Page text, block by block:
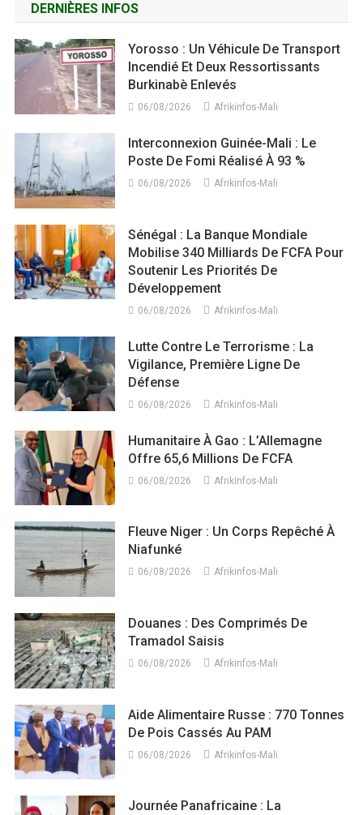
DERNIÈRES INFOS
Yorosso : Un Véhicule De Transport
Incendié Et Deux Ressortissants
Burkinabè Enlevés
06/08/2026 Afrikinfos-Mali
Interconnexion Guinée-Mali : Le
Poste De Fomi Réalisé À 93 %
06/08/2026 Afrikinfos-Mali
Sénégal : La Banque Mondiale
Mobilise 340 Milliards De FCFA Pour
Soutenir Les Priorités De
Développement
06/08/2026 Afrikinfos-Mali
Lutte Contre Le Terrorisme : La
Vigilance, Première Ligne De
Défense
06/08/2026 Afrikinfos-Mali
Humanitaire À Gao : L’Allemagne
Offre 65,6 Millions De FCFA
06/08/2026 Afrikinfos-Mali
Fleuve Niger : Un Corps Repêché À
Niafunké
06/08/2026 Afrikinfos-Mali
Douanes : Des Comprimés De
Tramadol Saisis
06/08/2026 Afrikinfos-Mali
Aide Alimentaire Russe : 770 Tonnes
De Pois Cassés Au PAM
06/08/2026 Afrikinfos-Mali
Journée Panafricaine : La